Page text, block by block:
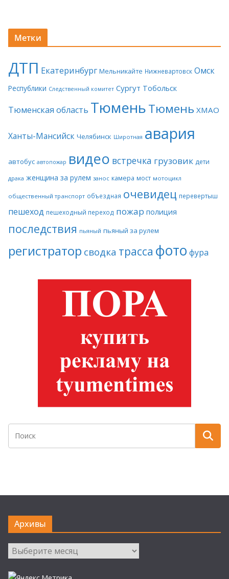
Метки
ДТП Екатеринбург Мельникайте Нижневартовск Омск
Республики Следственный комитет Сургут Тобольск
Тюменская область ТюменьТюмень ХМАО
Ханты-Мансийск Челябинск Широтная авария
автобус автопожар видео встречка грузовик дети
драка женщина за рулем занос камера мост мотоцикл
общественный транспорт объездная очевидец перевертыш
пешеход пешеходный переход пожар полиция
последствия пьяный пьяный за рулем
регистратор сводка трасса фото фура
Архивы
Архивы